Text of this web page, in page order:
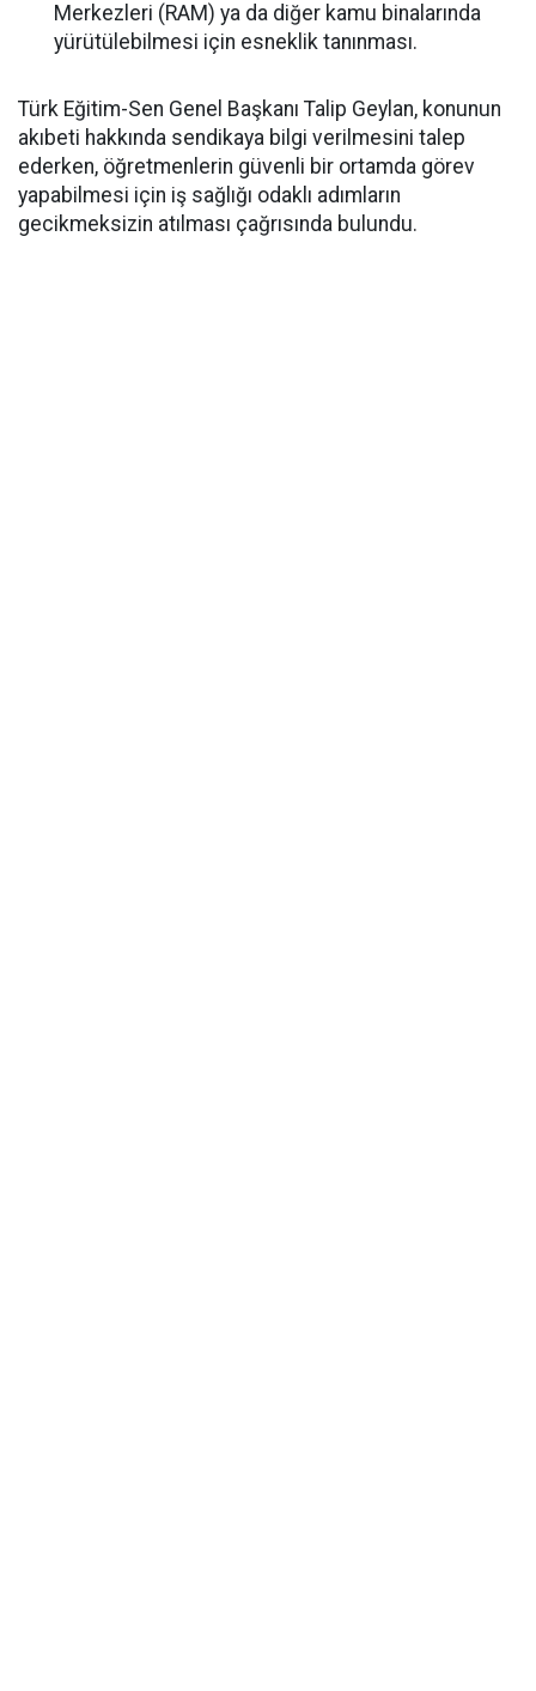
Merkezleri (RAM) ya da diğer kamu binalarında
yürütülebilmesi için esneklik tanınması.
Türk Eğitim-Sen Genel Başkanı Talip Geylan, konunun
akıbeti hakkında sendikaya bilgi verilmesini talep
ederken, öğretmenlerin güvenli bir ortamda görev
yapabilmesi için iş sağlığı odaklı adımların
gecikmeksizin atılması çağrısında bulundu.